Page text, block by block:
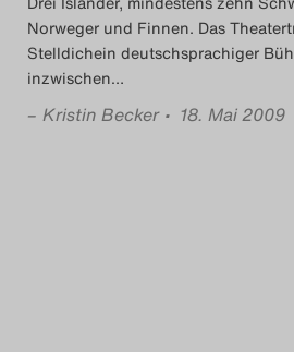
Norweger und Finnen. Das
Stelldichein deutschsprachiger
inzwischen…
– Kristin Becker • 18. Mai 2009